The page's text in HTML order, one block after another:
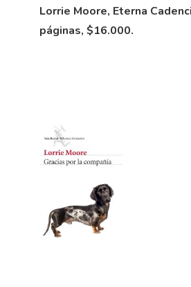
Lorrie Moore, Eterna
páginas, $16.000.